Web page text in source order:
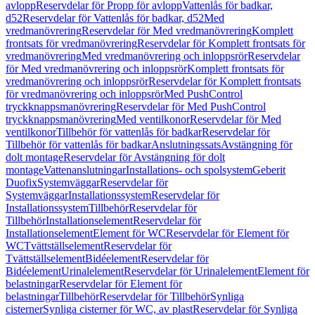
avloppReservdelar för Propp för avloppVattenlås för badkar,
d52Reservdelar för Vattenlås för badkar, d52Med
vredmanövreringReservdelar för Med vredmanövreringKomplett
frontsats för vredmanövreringReservdelar för Komplett frontsats för
vredmanövreringMed vredmanövrering och inloppsrörReservdelar
för Med vredmanövrering och inloppsrörKomplett frontsats för
vredmanövrering och inloppsrörReservdelar för Komplett frontsats
för vredmanövrering och inloppsrörMed PushControl
tryckknappsmanövreringReservdelar för Med PushControl
tryckknappsmanövreringMed ventilkonorReservdelar för Med
ventilkonorTillbehör för vattenlås för badkarReservdelar för
Tillbehör för vattenlås för badkarAnslutningssatsAvstängning för
dolt montageReservdelar för Avstängning för dolt
montageVattenanslutningarInstallations- och spolsystemGeberit
DuofixSystemväggarReservdelar för
SystemväggarInstallationssystemReservdelar för
InstallationssystemTillbehörReservdelar för
TillbehörInstallationselementReservdelar för
InstallationselementElement för WCReservdelar för Element för
WCTvättställselementReservdelar för
TvättställselementBidéelementReservdelar för
BidéelementUrinalelementReservdelar för UrinalelementElement för
belastningarReservdelar för Element för
belastningarTillbehörReservdelar för TillbehörSynliga
cisternerSynliga cisterner för WC, av plastReservdelar för Synliga